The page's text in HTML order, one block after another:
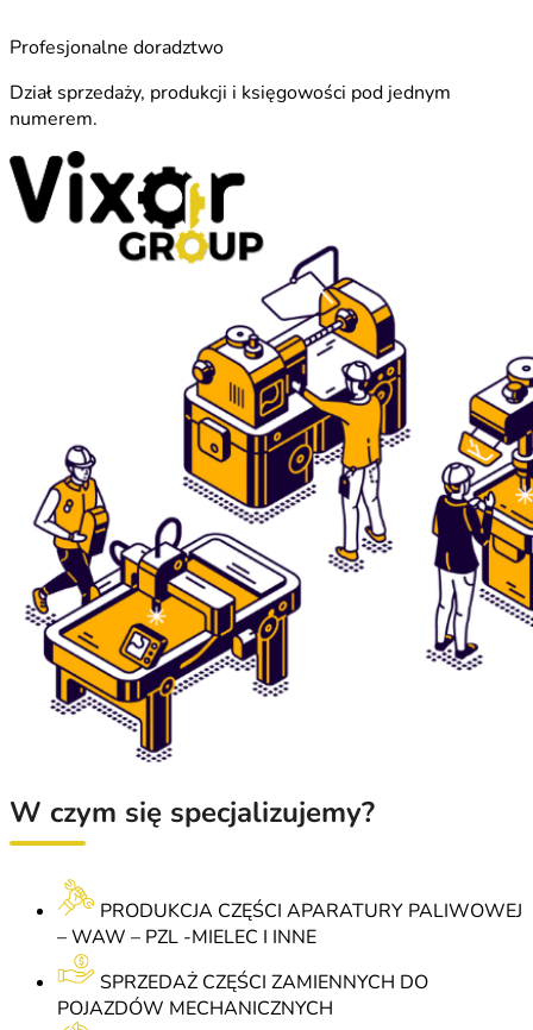
Profesjonalne doradztwo
Dział sprzedaży, produkcji i księgowości pod jednym
numerem.
W czym się specjalizujemy?
PRODUKCJA CZĘŚCI APARATURY PALIWOWEJ
– WAW – PZL -MIELEC I INNE
SPRZEDAŻ CZĘŚCI ZAMIENNYCH DO
POJAZDÓW MECHANICZNYCH